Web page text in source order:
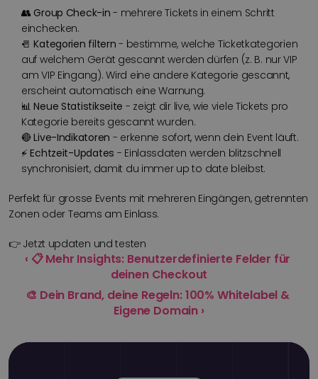
👥 Group Check-in - mehrere Tickets in einem Schritt
einchecken.
🚪 Kategorien filtern - bestimme, welche Ticketkategorien
auf welchem Gerät gescannt werden dürfen (z. B. nur VIP
am VIP Eingang). Wird eine andere Kategorie gescannt,
erscheint automatisch eine Warnung.
📊 Neue Statistikseite - zeigt dir live, wie viele Tickets pro
Kategorie bereits gescannt wurden.
🔴 Live-Indikatoren - erkenne sofort, wenn dein Event läuft.
⚡ Echtzeit-Updates - Einlassdaten werden blitzschnell
synchronisiert, damit du immer up to date bleibst.
Perfekt für grosse Events mit mehreren Eingängen, getrennten
Zonen oder Teams am Einlass.
👉 Jetzt updaten und testen
‹ 📋 Mehr Insights: Benutzerdefinierte Felder für
deinen Checkout
🎨 Dein Brand, deine Regeln: 100% Whitelabel &
Eigene Domain ›